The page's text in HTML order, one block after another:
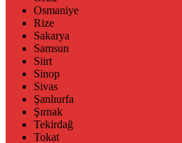
Osmaniye
Rize
Sakarya
Samsun
Siirt
Sinop
Sivas
Şanlıurfa
Şırnak
Tekirdağ
Tokat